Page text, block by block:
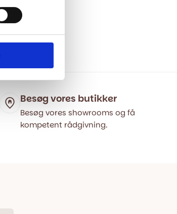
Besøg vores butikker
Besøg vores showrooms og få
kompetent rådgivning.